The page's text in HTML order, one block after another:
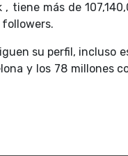
más de
followers.
su perfil, incluso
y los 78 millones